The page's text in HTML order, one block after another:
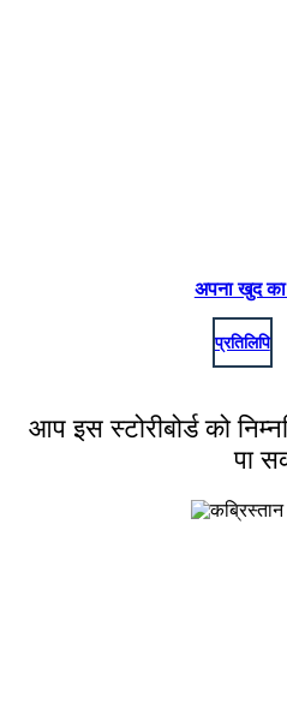
अपना खुद
प्रतिलिपि
आप इस स्टोरीबोर्ड को
पा